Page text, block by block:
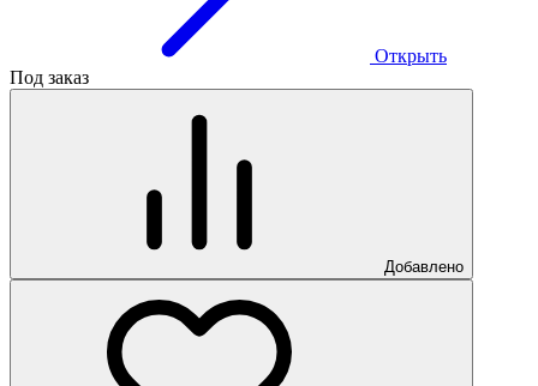
Открыть
Под заказ
Добавлено